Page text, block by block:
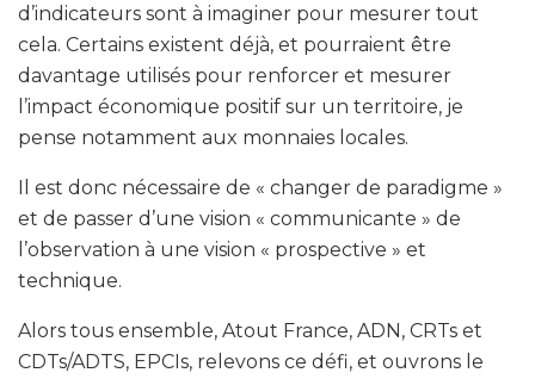
d’indicateurs sont à imaginer pour mesurer tout
cela. Certains existent déjà, et pourraient être
davantage utilisés pour renforcer et mesurer
l’impact économique positif sur un territoire, je
pense notamment aux monnaies locales.
Il est donc nécessaire de « changer de paradigme »
et de passer d’une vision « communicante » de
l’observation à une vision « prospective » et
technique.
Alors tous ensemble, Atout France, ADN, CRTs et
CDTs/ADTS, EPCIs, relevons ce défi, et ouvrons le